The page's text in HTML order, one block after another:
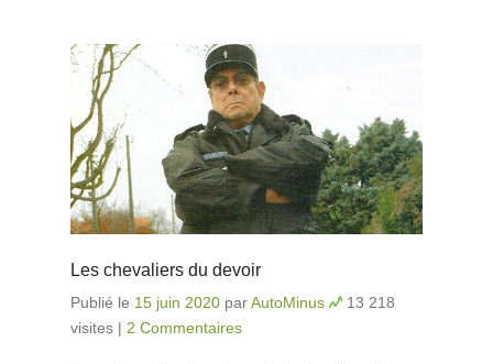
Les chevaliers du devoir
Publié le 15 juin 2020 parAutoMinus
13 218
visites | 2 Commentaires